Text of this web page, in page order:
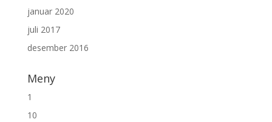
januar 2020
juli 2017
desember 2016
Meny
1
10